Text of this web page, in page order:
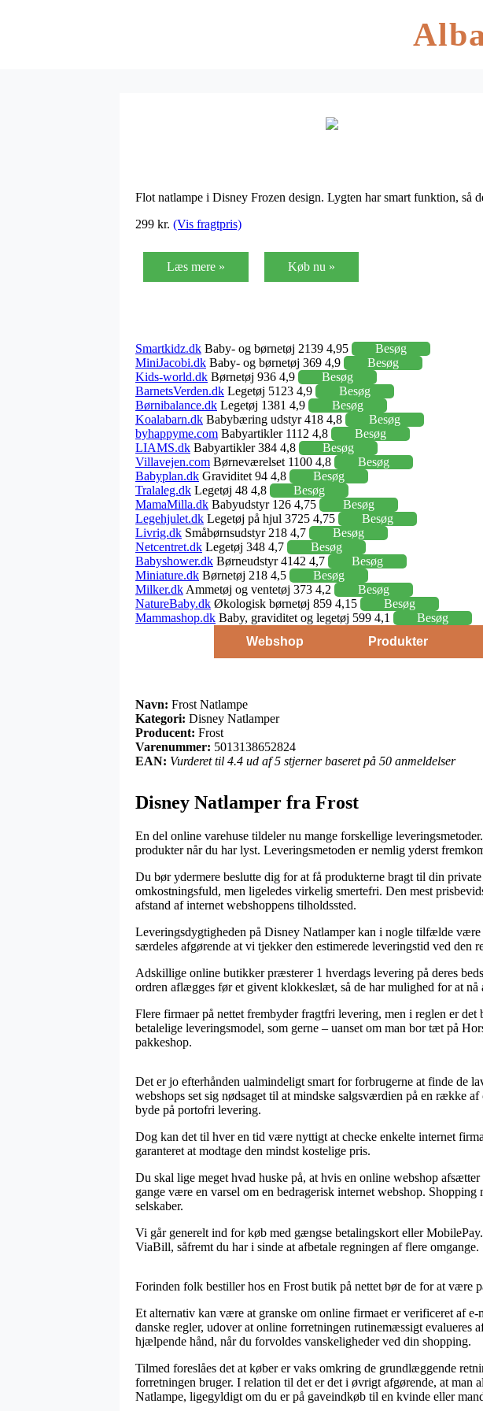
Flot natlampe i Disney Frozen design. Lygten har smart funktion, så
299 kr. (Vis fragtpris)
Læs mere » Køb nu »
Smartkidz.dk Baby- og børnetøj 2139 4,95
Besøg
MiniJacobi.dk Baby- og børnetøj 369 4,9
Besøg
Kids-world.dk Børnetøj 936 4,9
Besøg
BarnetsVerden.dk Legetøj 5123 4,9
Besøg
Børnibalance.dk Legetøj 1381 4,9
Besøg
Koalabarn.dk Babybæring udstyr 418 4,8
Besøg
byhappyme.com Babyartikler 1112 4,8
Besøg
LIAMS.dk Babyartikler 384 4,8
Besøg
Villavejen.com Børneværelset 1100 4,8
Besøg
Babyplan.dk Graviditet 94 4,8
Besøg
Tralaleg.dk Legetøj 48 4,8
Besøg
MamaMilla.dk Babyudstyr 126 4,75
Besøg
Legehjulet.dk Legetøj på hjul 3725 4,75
Besøg
Livrig.dk Småbørnsudstyr 218 4,7
Besøg
Netcentret.dk Legetøj 348 4,7
Besøg
Babyshower.dk Børneudstyr 4142 4,7
Besøg
Miniature.dk Børnetøj 218 4,5
Besøg
Milker.dk Ammetøj og ventetøj 373 4,2
Besøg
NatureBaby.dk Økologisk børnetøj 859 4,15
Besøg
Mammashop.dk Baby, graviditet og legetøj 599 4,1
Besøg
Webshop
Produkter
Navn: Frost Natlampe
Kategori: Disney Natlamper
Producent: Frost
Varenummer: 5013138652824
EAN: Vurderet til 4.4 ud af 5 stjerner baseret på 50 anmeldelser
Disney Natlamper fra Frost
En del online varehuse tildeler nu mange forskellige
produkter når du har lyst. Leveringsmetoden er nemlig yderst
Du bør ydermere beslutte dig for at få produkterne bragt til din
omkostningsfuld, men ligeledes virkelig smertefri. Den mest
afstand af internet webshoppens tilholdssted.
Leveringsdygtigheden på Disney Natlamper kan i nogle tilfælde
særdeles afgørende at vi tjekker den estimerede leveringstid ved den
Adskillige online butikker præsterer 1 hverdags levering på deres
ordren aflægges før et givent klokkeslæt, så de har mulighed for at
Flere firmaer på nettet frembyder fragtfri levering, men i reglen er
betalelige leveringsmodel, som gerne – uanset om man bor tæt på
pakkeshop.
Det er jo efterhånden ualmindeligt smart for forbrugerne at finde de
webshops set sig nødsaget til at mindske salgsværdien på en række
byde på portofri levering.
Dog kan det til hver en tid være nyttigt at checke enkelte internet
garanteret at modtage den mindst kostelige pris.
Du skal lige meget hvad huske på, at hvis en online webshop
gange være en varsel om en bedragerisk internet webshop.
selskaber.
Vi går generelt ind for køb med gængse betalingskort eller
ViaBill, såfremt du har i sinde at afbetale regningen af flere omgange.
Forinden folk bestiller hos en Frost butik på nettet bør de for at være
Et alternativ kan være at granske om online firmaet er verificeret af
danske regler, udover at online forretningen rutinemæssigt
hjælpende hånd, når du forvoldes vanskeligheder ved din shopping.
Tilmed foreslåes det at køber er vaks omkring de grundlæggende
forretningen bruger. I relation til det er det i øvrigt afgørende, at man
Natlampe, ligegyldigt om du er på gaveindkøb til en kvinde eller